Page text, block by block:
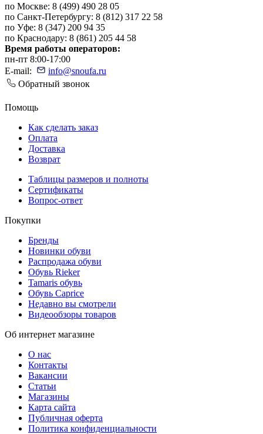
по Москве: 8 (499) 490 28 05
по Санкт-Петербургу: 8 (812) 317 22 58
по Уфе: 8 (347) 200 94 35
по Краснодару: 8 (861) 205 44 58
Время работы операторов:
пн-пт 8:00-17:00
E-mail:
info@snoufa.ru
Обратный звонок
Помощь
Как сделать заказ
Оплата
Доставка
Возврат
Таблицы размеров и полноты
Сертификаты
Вопрос-ответ
Покупки
Бренды
Новинки обуви
Распродажа обуви
Обувь Rieker
Tamaris обувь
Обувь Caprice
Недавно вы смотрели
Видеообзоры товаров
Об интернет магазине
О нас
Контакты
Вакансии
Статьи
Магазины
Карта сайта
Публичная оферта
Политика конфиденциальности